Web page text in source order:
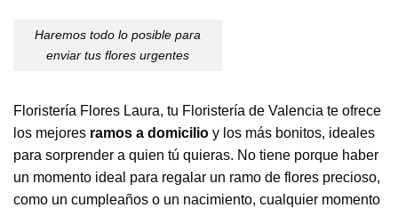
Haremos todo lo posible para
enviar tus flores urgentes
Floristería Flores Laura, tu Floristería de Valencia te ofrece
los mejores ramos a domicilio y los más bonitos, ideales
para sorprender a quien tú quieras. No tiene porque haber
un momento ideal para regalar un ramo de flores precioso,
como un cumpleaños o un nacimiento, cualquier momento